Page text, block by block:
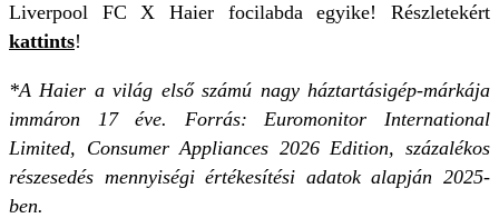
Liverpool FC X Haier focilabda egyike! Részletekért
kattints!
*A Haier a világ első számú nagy háztartásigép-márkája
immáron 17 éve. Forrás: Euromonitor International
Limited, Consumer Appliances 2026 Edition, százalékos
részesedés mennyiségi értékesítési adatok alapján 2025-
ben.